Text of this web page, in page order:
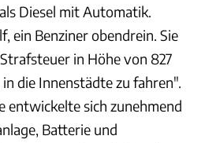
Diesel mit Automatik.
ein Benziner obendrein. Sie
in Höhe von 827
die Innenstädte zu fahren".
entwickelte sich zunehmend
Batterie und